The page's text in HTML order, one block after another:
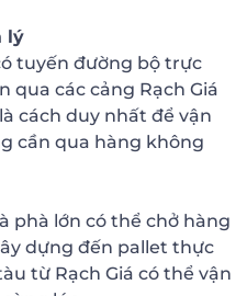
lý
tuyến đường bộ trực
các cảng Rạch Giá
cách duy nhất để vận
cần qua hàng không
phà lớn có thể chở hàng
dựng đến pallet thực
từ Rạch Giá có thể vận